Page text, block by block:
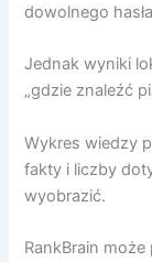
dowolnego
Jednak wyniki
„gdzie znaleźć
Wykres wiedzy
fakty i liczby
wyobrazić.
RankBrain